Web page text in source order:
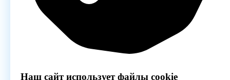
Наш сайт использует файлы cookie